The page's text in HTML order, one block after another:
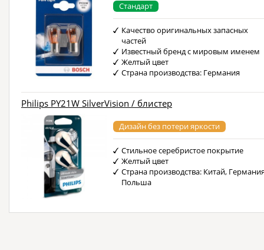
Стандарт
Качество оригинальных запасных
частей
Известный бренд с мировым именем
Желтый цвет
Страна производства: Германия
Philips PY21W SilverVision / блистер
Дизайн без потери яркости
Стильное серебристое покрытие
Желтый цвет
Страна производства: Китай,
Польша